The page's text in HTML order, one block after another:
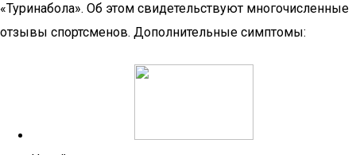
«Туринабола». Об этом свидетельствуют многочисленные
отзывы спортсменов. Дополнительные симптомы: